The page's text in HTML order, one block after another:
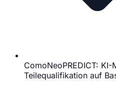
ComoNeoPREDICT:
Teilequalifikation auf